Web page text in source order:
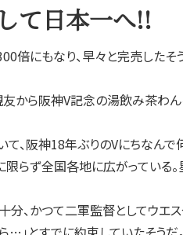
て日本一へ!!
にもなり、早々と完売したそ
から阪神V記念の湯飲み茶わん
、阪神18年ぶりのVにちなんで
らず全国各地に広がっている
、かつて二軍監督としてウエ